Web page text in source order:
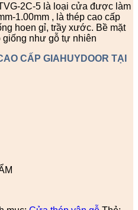
2C-5 là loại cửa được làm
1.00mm , là thép cao cấp
hoen gỉ, trầy xước. Bề mặt
như gỗ tự nhiên
CẤP GIAHUYDOOR TẠI